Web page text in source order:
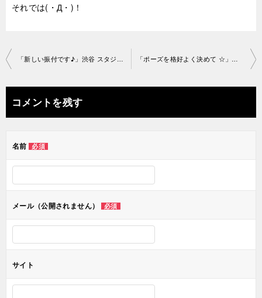
それでは(・Д・)！
投
ナ
ビ
ー
ン
「新しい振付です♪」渋谷 スタジオ2019-9-18-no0006-1179 「ポーズを格好よく決めて ☆」渋谷スタジオ2019-9-18-no0006-1038
コメントを残す
名前 必須
メール（公開されません） 必須
サイト